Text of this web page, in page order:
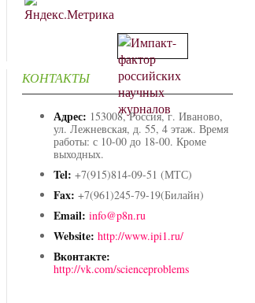
КОНТАКТЫ
Адрес: 153008, Россия, г. Иваново,
ул. Лежневская, д. 55, 4 этаж. Время
работы: с 10-00 до 18-00. Кроме
выходных.
Tel: +7(915)814-09-51 (МТС)
Fax: +7(961)245-79-19(Билайн)
Email: info@p8n.ru
Website: http://www.ipi1.ru/
Вконтакте:
http://vk.com/scienceproblems